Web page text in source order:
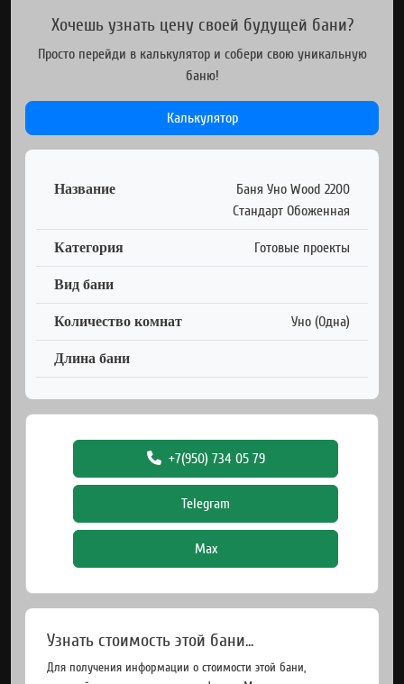
Хочешь узнать цену своей будущей бани?
Просто перейди в калькулятор и собери свою уникальную
баню!
Калькулятор
Название
Баня Уно Wood 2200
Стандарт Обоженная
Категория Готовые проекты
Вид бани
Количество комнат Уно (Одна)
Длина бани
+7(950) 734 05 79
Telegram
Max
Узнать стоимость этой бани...
Для получения информации о стоимости этой бани,